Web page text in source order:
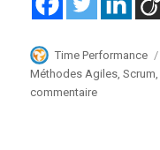
Auteur
Time Performance
Méthodes Agiles ,Scrum
commentairesur